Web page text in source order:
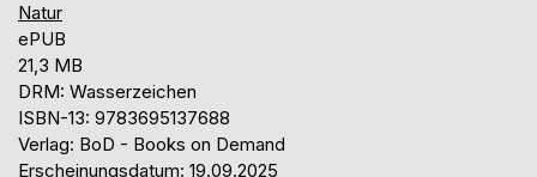
Natur
ePUB
21,3 MB
DRM: Wasserzeichen
ISBN-13: 9783695137688
Verlag: BoD - Books on Demand
Erscheinungsdatum: 19.09.2025